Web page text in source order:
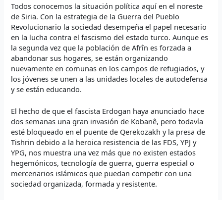
Todos conocemos la situación política aquí en el noreste
de Siria. Con la estrategia de la Guerra del Pueblo
Revolucionario la sociedad desempeña el papel necesario
en la lucha contra el fascismo del estado turco. Aunque es
la segunda vez que la población de Afrîn es forzada a
abandonar sus hogares, se están organizando
nuevamente en comunas en los campos de refugiados, y
los jóvenes se unen a las unidades locales de autodefensa
y se están educando.
El hecho de que el fascista Erdogan haya anunciado hace
dos semanas una gran invasión de Kobanê, pero todavía
esté bloqueado en el puente de Qerekozakh y la presa de
Tishrin debido a la heroica resistencia de las FDS, YPJ y
YPG, nos muestra una vez más que no existen estados
hegemónicos, tecnología de guerra, guerra especial o
mercenarios islámicos que puedan competir con una
sociedad organizada, formada y resistente.